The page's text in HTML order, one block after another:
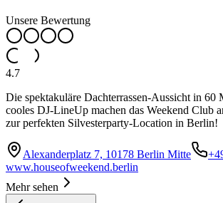
Unsere Bewertung
4.7
Die spektakuläre Dachterrassen-Aussicht in 60
cooles DJ-LineUp machen das Weekend Club
zur perfekten Silvesterparty-Location in Berlin!
Alexanderplatz 7, 10178 Berlin Mitte
www.houseofweekend.berlin
Mehr sehen